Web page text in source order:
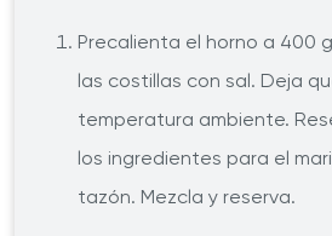
Precalienta el horno a 400
las costillas con sal. Deja
temperatura ambiente.
los ingredientes para el
tazón. Mezcla y reserva.